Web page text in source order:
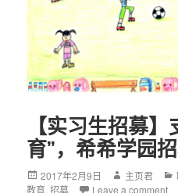
【实习生招募
育”，希希学园
Posted
on
2017年2月9日 Author
主页君
教育,招募 Leave a comment